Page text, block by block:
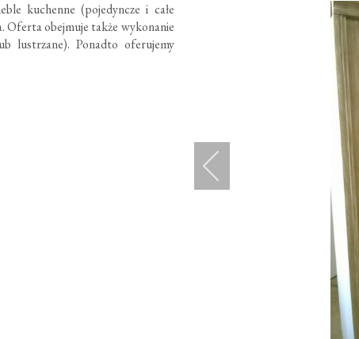
kuchenne (pojedyncze i całe
Oferta obejmuje także wykonanie
lustrzane). Ponadto oferujemy